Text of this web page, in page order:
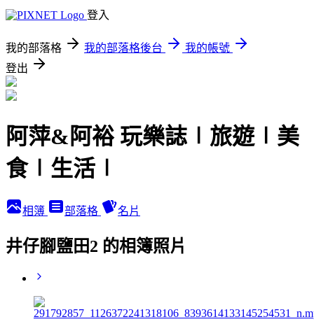
登入
我的部落格 我的部落格後台
我的帳號
登出
阿萍&阿裕 玩樂誌∣旅遊∣美
食∣生活∣
相簿 部落格 名片
井仔腳鹽田2 的相簿照片